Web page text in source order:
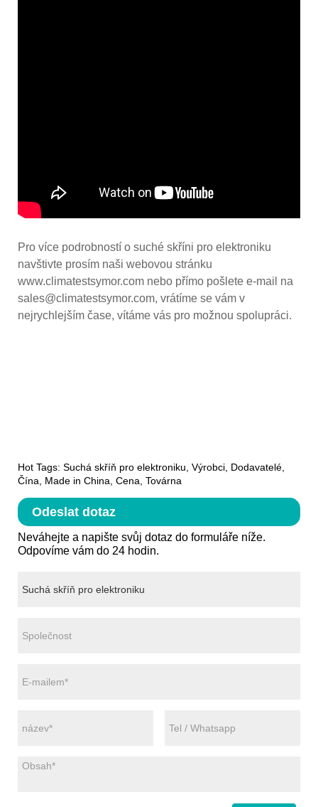
Pro více podrobností o suché skříni pro elektroniku
navštivte prosím naši webovou stránku
www.climatestsymor.com nebo přímo pošlete e-mail na
sales@climatestsymor.com, vrátíme se vám v
nejrychlejším čase, vítáme vás pro možnou spolupráci.
Hot Tags: Suchá skříň pro elektroniku, Výrobci, Dodavatelé,
Čína, Made in China, Cena, Továrna
Odeslat dotaz
Neváhejte a napište svůj dotaz do formuláře níže.
Odpovíme vám do 24 hodin.